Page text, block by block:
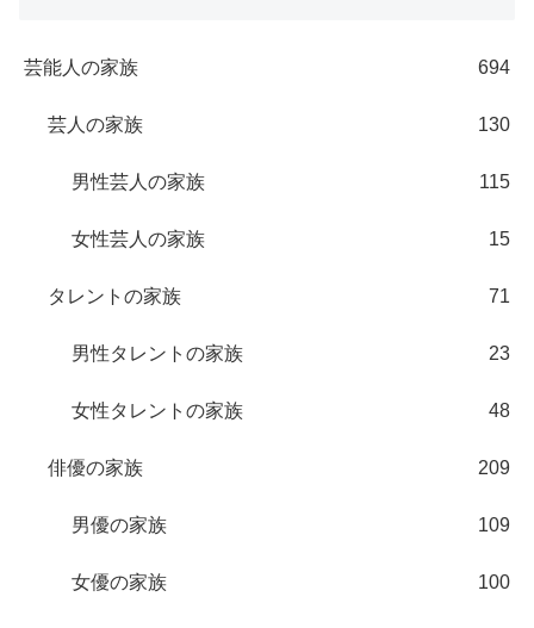
芸能人の家族 694
芸人の家族 130
男性芸人の家族 115
女性芸人の家族 15
タレントの家族 71
男性タレントの家族 23
女性タレントの家族 48
俳優の家族 209
男優の家族 109
女優の家族 100